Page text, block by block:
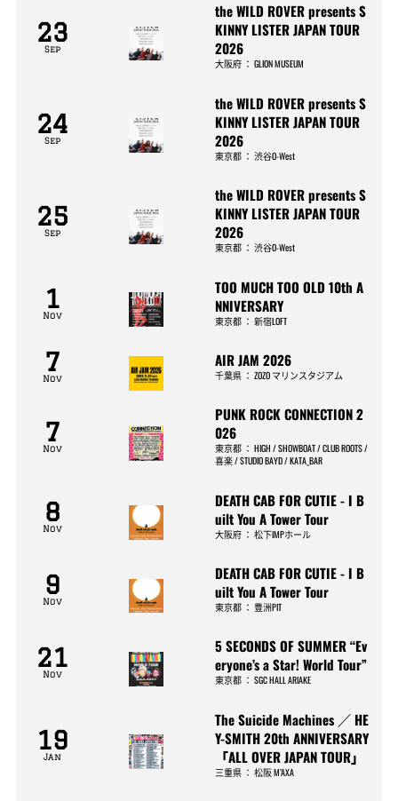
23
Sep
the WILD ROVER presents S
KINNY LISTER JAPAN TOUR
2026
大阪府 ：GLION MUSEUM
24
Sep
the WILD ROVER presents S
KINNY LISTER JAPAN TOUR
2026
東京都 ：渋谷O-West
25
Sep
the WILD ROVER presents S
KINNY LISTER JAPAN TOUR
2026
東京都 ：渋谷O-West
1
Nov
TOO MUCH TOO OLD 10th A
NNIVERSARY
東京都 ：新宿LOFT
7
Nov
AIR JAM 2026
千葉県 ：ZOZO マリンスタジアム
7
Nov
PUNK ROCK CONNECTION 2
026
東京都 ：HIGH / SHOWBOAT / CLUB ROOTS /
喜楽 / STUDIO BAYD / KATA_BAR
8
Nov
DEATH CAB FOR CUTIE - I B
uilt You A Tower Tour
大阪府 ：松下IMPホール
9
Nov
DEATH CAB FOR CUTIE - I B
uilt You A Tower Tour
東京都 ：豊洲PIT
21
Nov
5 SECONDS OF SUMMER “Ev
eryone’s a Star! World Tour”
東京都 ：SGC HALL ARIAKE
19
Jan
The Suicide Machines ／ HE
Y-SMITH 20th ANNIVERSARY
「ALL OVER JAPAN TOUR」
三重県 ：松阪 M’AXA